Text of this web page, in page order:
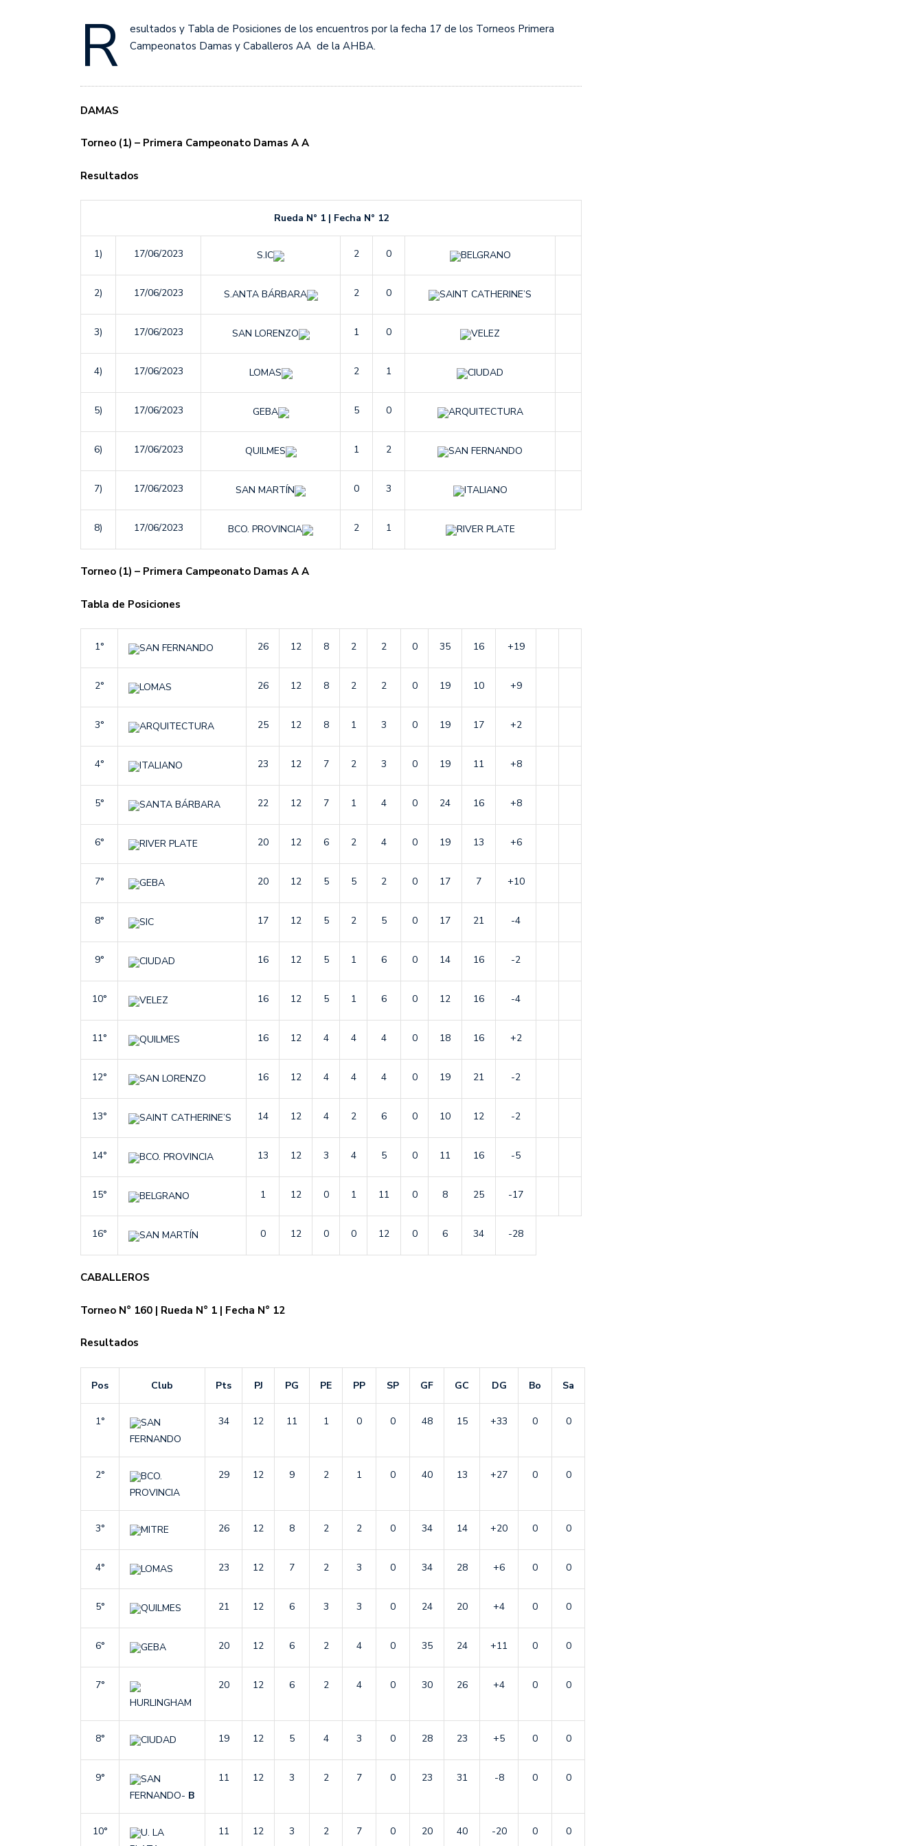
Empieza el Clausura: las diez cosas que tenés que saber
R
esultados y Tabla de Posiciones de los encuentros por la fecha 17 de los Torneos Primera
Campeonatos Damas y Caballeros AA de la AHBA.
DAMAS
Torneo (1) – Primera Campeonato Damas A A
Resultados
Rueda N° 1 | Fecha N° 12
1) 17/06/2023 S.IC 2 0 BELGRANO
2) 17/06/2023 S.ANTA BÁRBARA 2 0 SAINT CATHERINE’S
3) 17/06/2023 SAN LORENZO 1 0 VELEZ
4) 17/06/2023 LOMAS 2 1 CIUDAD
5) 17/06/2023 GEBA 5 0 ARQUITECTURA
6) 17/06/2023 QUILMES 1 2 SAN FERNANDO
7) 17/06/2023 SAN MARTÍN 0 3 ITALIANO
8) 17/06/2023 BCO. PROVINCIA 2 1 RIVER PLATE
Torneo (1) – Primera Campeonato Damas A A
Tabla de Posiciones
1° SAN FERNANDO 26 12 8 2 2 0 35 16 +19
2° LOMAS 26 12 8 2 2 0 19 10 +9
3° ARQUITECTURA 25 12 8 1 3 0 19 17 +2
4° ITALIANO 23 12 7 2 3 0 19 11 +8
5° SANTA BÁRBARA 22 12 7 1 4 0 24 16 +8
6° RIVER PLATE 20 12 6 2 4 0 19 13 +6
7° GEBA 20 12 5 5 2 0 17 7 +10
8° SIC 17 12 5 2 5 0 17 21 -4
9° CIUDAD 16 12 5 1 6 0 14 16 -2
10° VELEZ 16 12 5 1 6 0 12 16 -4
11° QUILMES 16 12 4 4 4 0 18 16 +2
12° SAN LORENZO 16 12 4 4 4 0 19 21 -2
13° SAINT CATHERINE’S 14 12 4 2 6 0 10 12 -2
14° BCO. PROVINCIA 13 12 3 4 5 0 11 16 -5
15° BELGRANO 1 12 0 1 11 0 8 25 -17
16° SAN MARTÍN 0 12 0 0 12 0 6 34 -28
CABALLEROS
Torneo N° 160 | Rueda N° 1 | Fecha N° 12
Resultados
Pos Club Pts PJ PG PE PP SP GF GC DG Bo Sa
1°
SAN
FERNANDO
34 12 11 1 0 0 48 15 +33 0 0
2°
BCO.
PROVINCIA
29 12 9 2 1 0 40 13 +27 0 0
3° MITRE 26 12 8 2 2 0 34 14 +20 0 0
4° LOMAS 23 12 7 2 3 0 34 28 +6 0 0
5° QUILMES 21 12 6 3 3 0 24 20 +4 0 0
6° GEBA 20 12 6 2 4 0 35 24 +11 0 0
7°
HURLINGHAM
20 12 6 2 4 0 30 26 +4 0 0
8° CIUDAD 19 12 5 4 3 0 28 23 +5 0 0
9°
SAN
FERNANDO- B
11 12 3 2 7 0 23 31 -8 0 0
10°
U. LA
11 12 3 2 7 0 20 40 -20 0 0